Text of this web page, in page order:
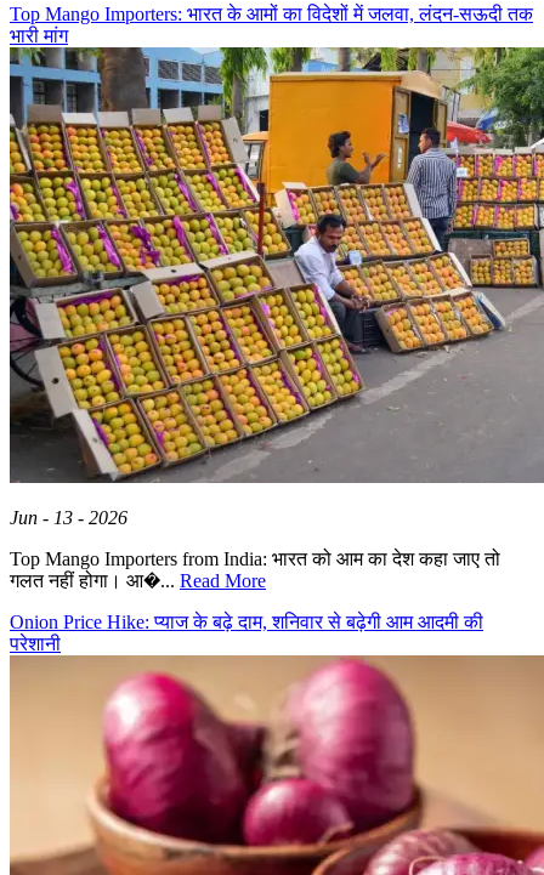
Top Mango Importers: भारत के आमों का विदेशों में जलवा, लंदन-सऊदी तक
भारी मांग
Jun - 13 - 2026
Top Mango Importers from India: भारत को आम का देश कहा जाए तो
गलत नहीं होगा। आ�... Read More
Onion Price Hike: प्याज के बढ़े दाम, शनिवार से बढ़ेगी आम आदमी की
परेशानी